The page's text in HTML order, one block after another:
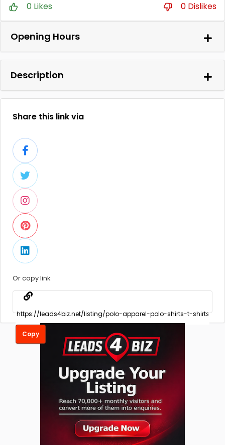
0 Likes 0 Dislikes
Opening Hours
Description
Share this link via
Or copy link
Copy